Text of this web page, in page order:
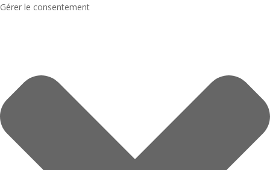
Gérer le consentement